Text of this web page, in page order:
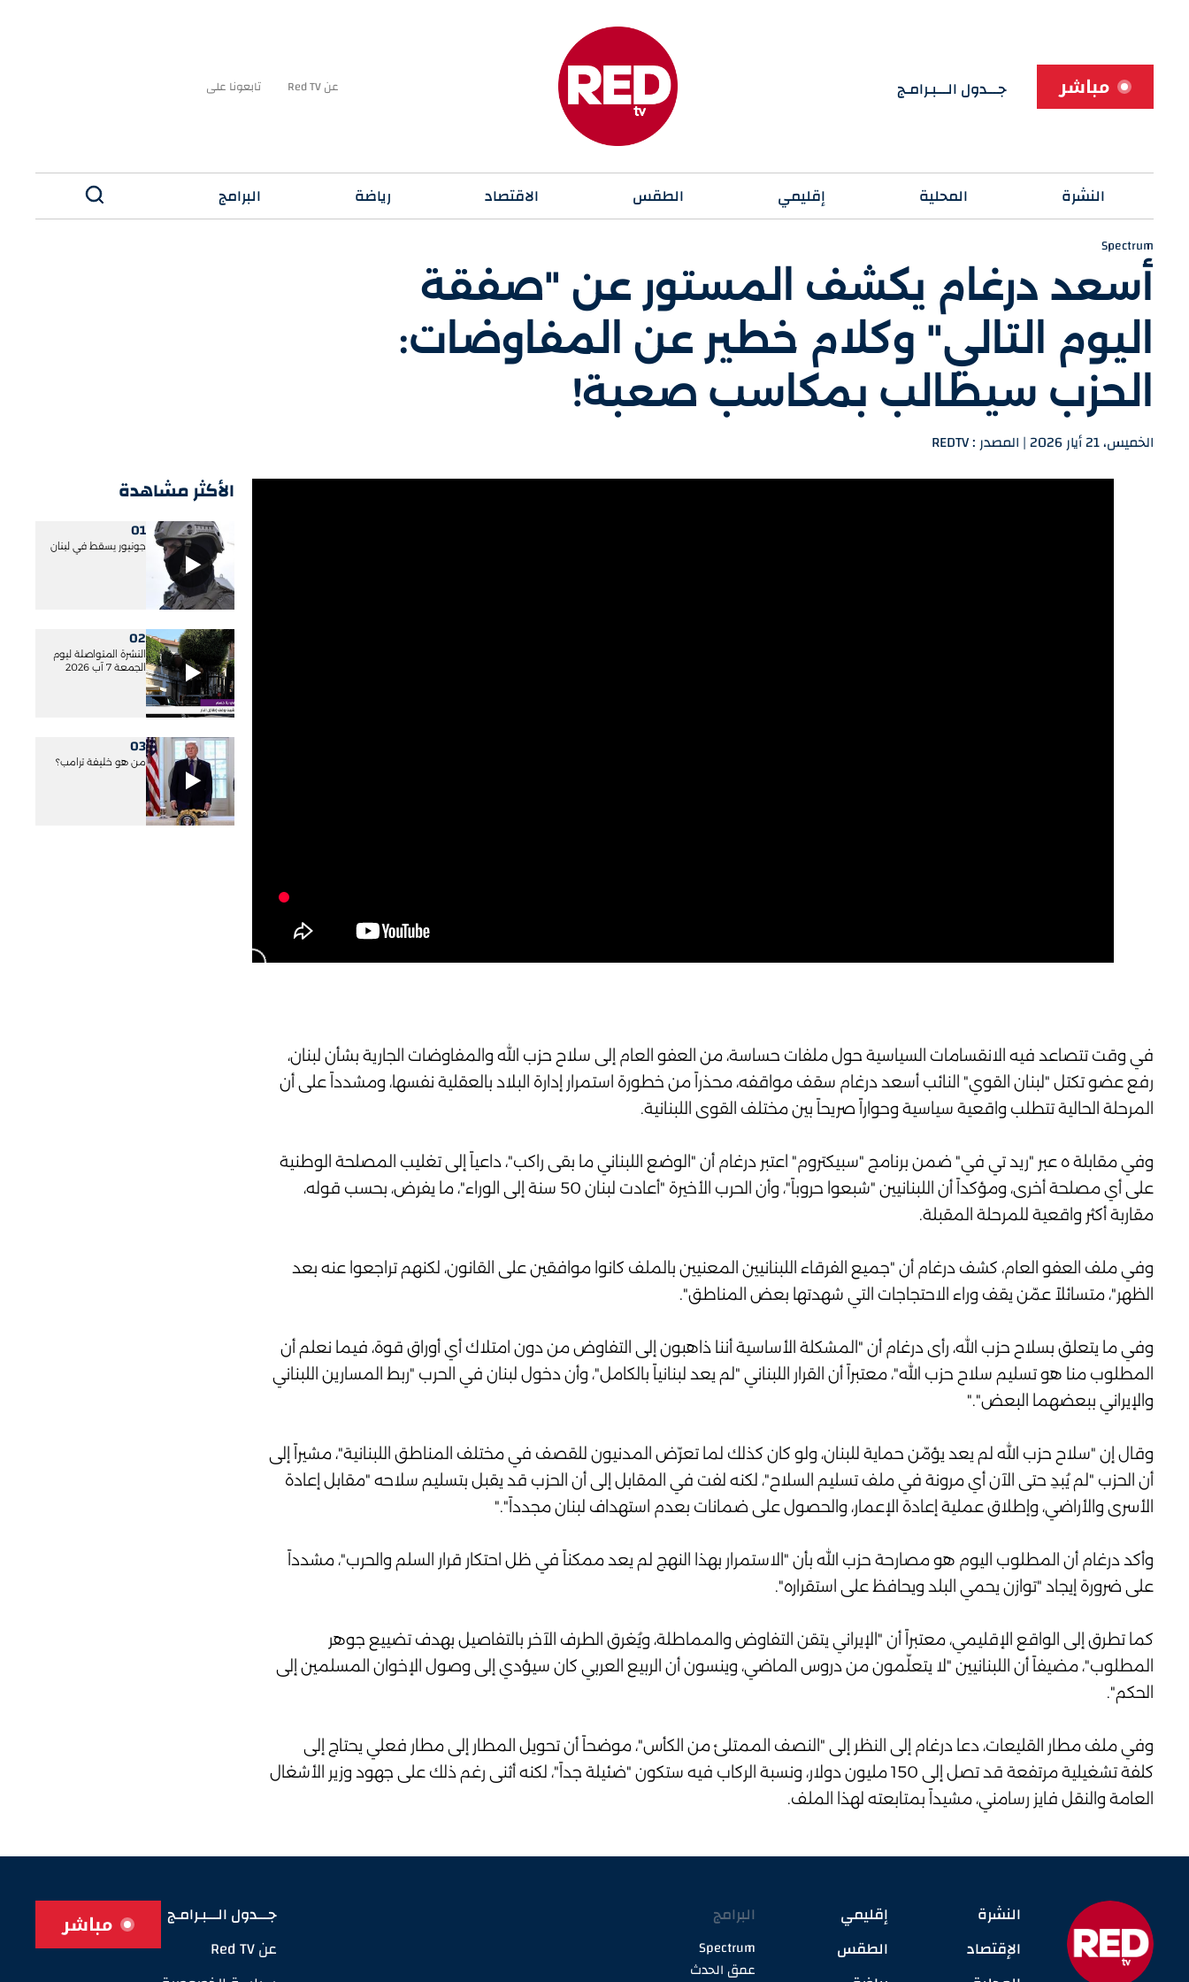
مباشر جـــدول الـــبـرامـج عن Red TV تابعونا على
النشرة المحلية إقليمي الطقس الاقتصاد رياضة البرامج
Spectrum
أسعد درغام يكشف المستور عن "صفقة
اليوم التالي" وكلام خطير عن المفاوضات:
الحزب سيطالب بمكاسب صعبة!
الخميس، 21 أيار 2026 | المصدر : REDTV
الأكثر مشاهدة
01
جونيور يسقط في لبنان
02
النشرة المتواصلة ليوم
الجمعة 7 آب 2026
03
من هو خليفة ترامب؟
في وقت تتصاعد فيه الانقسامات السياسية حول ملفات حساسة، من العفو العام إلى سلاح حزب الله والمفاوضات الجارية بشأن لبنان،
رفع عضو تكتل "لبنان القوي" النائب أسعد درغام سقف مواقفه، محذراً من خطورة استمرار إدارة البلاد بالعقلية نفسها، ومشدداً على أن
المرحلة الحالية تتطلب واقعية سياسية وحواراً صريحاً بين مختلف القوى اللبنانية.
وفي مقابلة ه عبر "ريد تي في" ضمن برنامج "سبيكتروم" اعتبر درغام أن "الوضع اللبناني ما بقى راكب"، داعياً إلى تغليب المصلحة الوطنية
على أي مصلحة أخرى، ومؤكداً أن اللبنانيين "شبعوا حروباً"، وأن الحرب الأخيرة "أعادت لبنان 50 سنة إلى الوراء"، ما يفرض، بحسب قوله،
مقاربة أكثر واقعية للمرحلة المقبلة.
وفي ملف العفو العام، كشف درغام أن "جميع الفرقاء اللبنانيين المعنيين بالملف كانوا موافقين على القانون، لكنهم تراجعوا عنه بعد
الظهر"، متسائلاً عمّن يقف وراء الاحتجاجات التي شهدتها بعض المناطق".
وفي ما يتعلق بسلاح حزب الله، رأى درغام أن "المشكلة الأساسية أننا ذاهبون إلى التفاوض من دون امتلاك أي أوراق قوة، فيما نعلم أن
المطلوب منا هو تسليم سلاح حزب الله"، معتبراً أن القرار اللبناني "لم يعد لبنانياً بالكامل"، وأن دخول لبنان في الحرب "ربط المسارين اللبناني
والإيراني ببعضهما البعض"."
وقال إن "سلاح حزب الله لم يعد يؤمّن حماية للبنان، ولو كان كذلك لما تعرّض المدنيون للقصف في مختلف المناطق اللبنانية"، مشيراً إلى
أن الحزب "لم يُبدِ حتى الآن أي مرونة في ملف تسليم السلاح"، لكنه لفت في المقابل إلى أن الحزب قد يقبل بتسليم سلاحه "مقابل إعادة
الأسرى والأراضي، وإطلاق عملية إعادة الإعمار، والحصول على ضمانات بعدم استهداف لبنان مجدداً"."
وأكد درغام أن المطلوب اليوم هو مصارحة حزب الله بأن "الاستمرار بهذا النهج لم يعد ممكناً في ظل احتكار قرار السلم والحرب"، مشدداً
على ضرورة إيجاد "توازن يحمي البلد ويحافظ على استقراره".
كما تطرق إلى الواقع الإقليمي، معتبراً أن "الإيراني يتقن التفاوض والمماطلة، ويُغرق الطرف الآخر بالتفاصيل بهدف تضييع جوهر
المطلوب"، مضيفاً أن اللبنانيين "لا يتعلّمون من دروس الماضي، وينسون أن الربيع العربي كان سيؤدي إلى وصول الإخوان المسلمين إلى
الحكم".
وفي ملف مطار القليعات، دعا درغام إلى النظر إلى "النصف الممتلئ من الكأس"، موضحاً أن تحويل المطار إلى مطار فعلي يحتاج إلى
كلفة تشغيلية مرتفعة قد تصل إلى 150 مليون دولار، ونسبة الركاب فيه ستكون "ضئيلة جداً"، لكنه أثنى رغم ذلك على جهود وزير الأشغال
العامة والنقل فايز رسامني، مشيداً بمتابعته لهذا الملف.
النشرة
الإقتصاد
إقليمي
الطقس
البرامج
Spectrum
عمق الحدث
جـــدول الـــبـرامـج
عن Red TV
مباشر